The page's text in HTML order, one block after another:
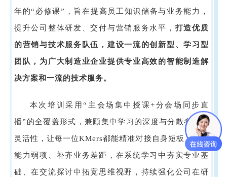
年的“必修课”，旨在提高员工知识储备与业务能力，
提升公司整体研发、交付与营销服务水平， 打造优质
的营销与技术服务队伍，建设一流的创新型、学习型
团队，为广大制造业企业提供专业高效的智能制造解
决方案和一流的技术服务。
本次培训采用“主会场集中授课+分会场同步直
播”的全覆盖形式，兼顾集中学习的深度与分散参与的
灵活性，让每一位KMers都能精准对接自身短板、聚焦
能力弱项、补齐业务差距，在系统学习中夯实专业基
础、在交流探讨中拓宽思维视野，持续强化公司在研